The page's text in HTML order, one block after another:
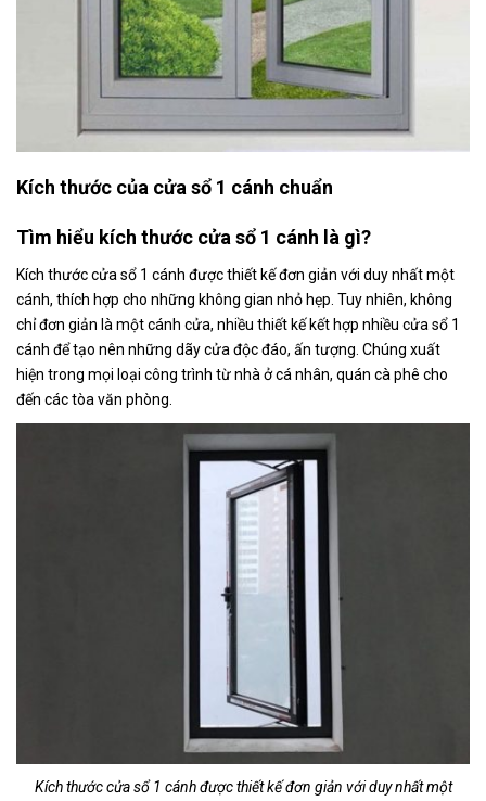
Kích thước của cửa sổ 1 cánh chuẩn
Tìm hiểu kích thước cửa sổ 1 cánh là gì?
Kích thước cửa sổ 1 cánh được thiết kế đơn giản với duy nhất một
cánh, thích hợp cho những không gian nhỏ hẹp. Tuy nhiên, không
chỉ đơn giản là một cánh cửa, nhiều thiết kế kết hợp nhiều cửa sổ 1
cánh để tạo nên những dãy cửa độc đáo, ấn tượng. Chúng xuất
hiện trong mọi loại công trình từ nhà ở cá nhân, quán cà phê cho
đến các tòa văn phòng.
Kích thước cửa sổ 1 cánh được thiết kế đơn giản với duy nhất một